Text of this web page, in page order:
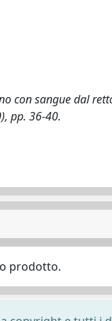
sangue dal retto
pp. 36-40.
prodotto.